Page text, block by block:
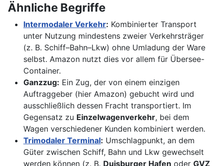
Ähnliche Begriffe
Intermodaler Verkehr: Kombinierter Transport
unter Nutzung mindestens zweier Verkehrsträger
(z. B. Schiff–Bahn–Lkw) ohne Umladung der Ware
selbst. Amazon nutzt dies vor allem für Übersee-
Container.
Ganzzug: Ein Zug, der von einem einzigen
Auftraggeber (hier Amazon) gebucht wird und
ausschließlich dessen Fracht transportiert. Im
Gegensatz zu Einzelwagenverkehr, bei dem
Wagen verschiedener Kunden kombiniert werden.
Trimodaler Terminal: Umschlagpunkt, an dem
Güter zwischen Schiff, Bahn und Lkw gewechselt
werden können (z. B. Duisburger Hafen oder GVZ